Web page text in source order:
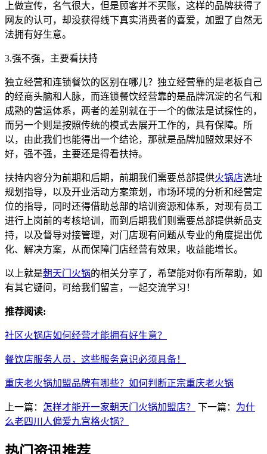
上做宣传，名气很大，但是顾客并不买账，这样的品牌获得了
网友的认可，却没获得线下真实消费者的喜爱，加盟了自然无
法拥有好生意。
3.强不强，主要看扶持
独立经营和连锁餐饮的区别在哪儿？独立经营靠的是老板自己
的经商头脑和人脉，而连锁餐饮经营靠的是品牌沉淀的名气和
成熟的营运体系，两者的差别就在于一个的做法是试探性的，
而另一个则是按照传统的模式去展开工作的，具有保障。所
以，由此我们也能得出一个结论，那就是品牌加盟效果好不
好，强不强，主要还是得看扶持。
扶持内容分为前期和后期，前期我们需要总部提供火锅店选址
规划指导，以及开业活动方案策划，市场环境的分析和经营定
位的指导，同时还得借助总部的培训资源和体系，对现有员工
进行上岗前的考核培训，而到后期我们则需要总部提供新品支
持，以及督导对接管理，对门店现有问题从专业的角度提出优
化、解决方案，从而保障门店经营有效果，收益能增长。
以上就是朝天门火锅的相关分享了，希望能对你有所帮助，如
有其它疑问，可给我们留言，一起交流学习！
推荐阅读:
社区火锅店如何经营才能拥有好生意？
餐饮店服务人员，这些服务意识必须具备！
重庆老火锅加盟品牌有哪些？如何判断正宗重庆老火锅
上一篇： 怎样才能开一家朝天门火锅加盟店？ 下一篇： 为什
么老四川人偏爱九宫格火锅？